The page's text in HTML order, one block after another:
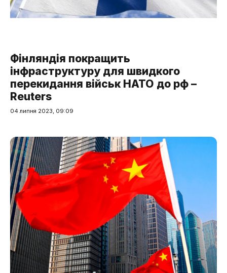
Фінляндія покращить
інфраструктуру для швидкого
перекидання військ НАТО до рф –
Reuters
04 липня 2023, 09:09